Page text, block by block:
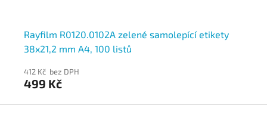
Rayfilm R0120.0102A zelené samolepící etikety
38x21,2 mm A4, 100 listů
412 Kč bez DPH
499 Kč